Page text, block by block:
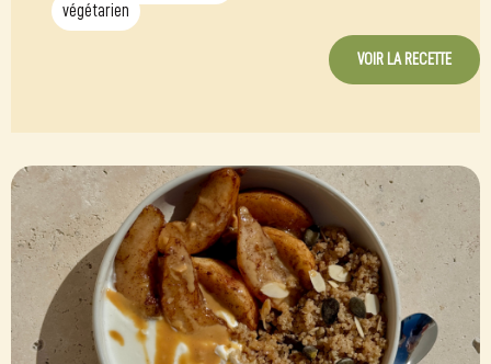
végétarien
VOIR LA RECETTE